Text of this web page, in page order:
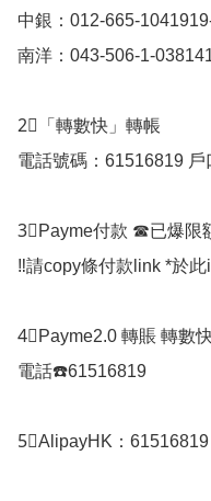
中銀：012-665-
南洋：043-506-1-
2⃣️「轉數快」轉帳
電話號碼：61516819
3⃣️Payme付款 ☎已爆限
‼️請copy條付款link *於
4⃣️Payme2.0 轉賬 轉數
電話☎️61516819
5⃣️AlipayHK：61516819